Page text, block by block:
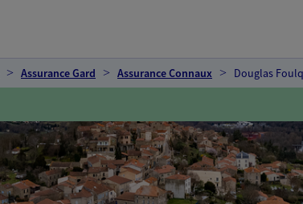
Assurance Gard Assurance Connaux Douglas